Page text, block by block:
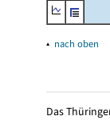
▴ nach oben
Das